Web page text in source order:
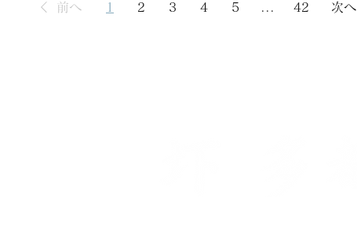
前へ 1 2 3 4 5 42 次へ